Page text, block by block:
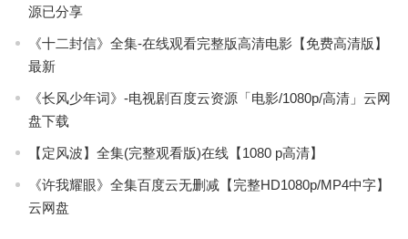
源已分享
《十二封信》全集-在线观看完整版高清电影【免费高清版】
最新
《长风少年词》-电视剧百度云资源「电影/1080p/高清」云网
盘下载
【定风波】全集(完整观看版)在线【1080 p高清】
《许我耀眼》全集百度云无删减【完整HD1080p/MP4中字】
云网盘